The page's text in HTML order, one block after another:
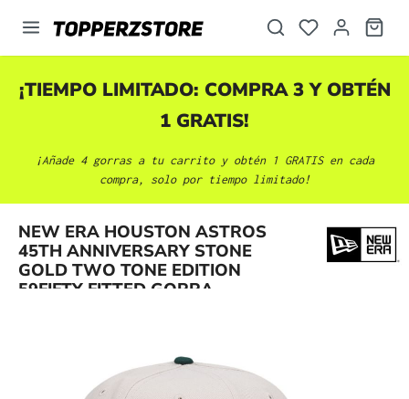
principal
¡TIEMPO LIMITADO: COMPRA 3 Y OBTÉN
1 GRATIS!
¡Añade 4 gorras a tu carrito y obtén 1 GRATIS en cada
compra, solo por tiempo limitado!
NEW ERA HOUSTON ASTROS
45TH ANNIVERSARY STONE
GOLD TWO TONE EDITION
59FIFTY FITTED GORRA
Omitir galería de imágenes